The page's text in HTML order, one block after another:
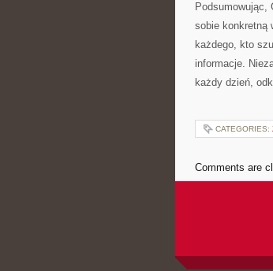
Podsumowując,
sobie konkretną
każdego, kto
informacje.
każdy dzień,
CATEGORIES:
Comments are